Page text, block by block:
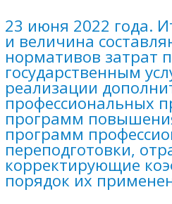
23 июня 2022 года.
и величина
нормативов затрат
государственным
реализации
профессиональных
программ
программ
переподготовки,
корректирующие
порядок их